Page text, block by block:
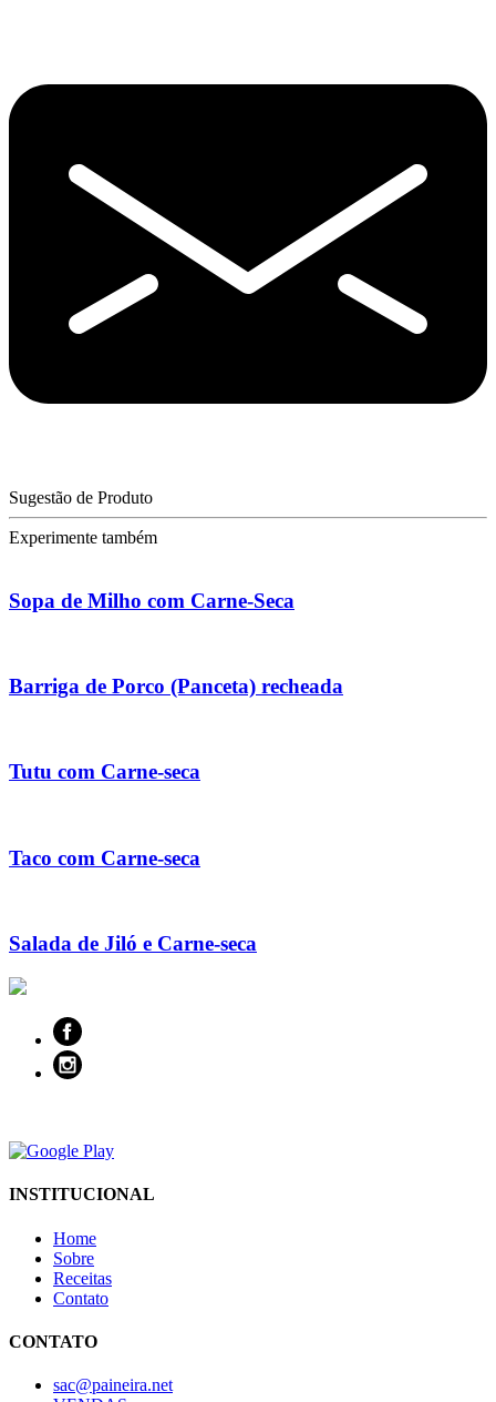
Sugestão de Produto
Experimente também
Sopa de Milho com Carne-Seca
Barriga de Porco (Panceta) recheada
Tutu com Carne-seca
Taco com Carne-seca
Salada de Jiló e Carne-seca
INSTITUCIONAL
Home
Sobre
Receitas
Contato
CONTATO
sac@paineira.net